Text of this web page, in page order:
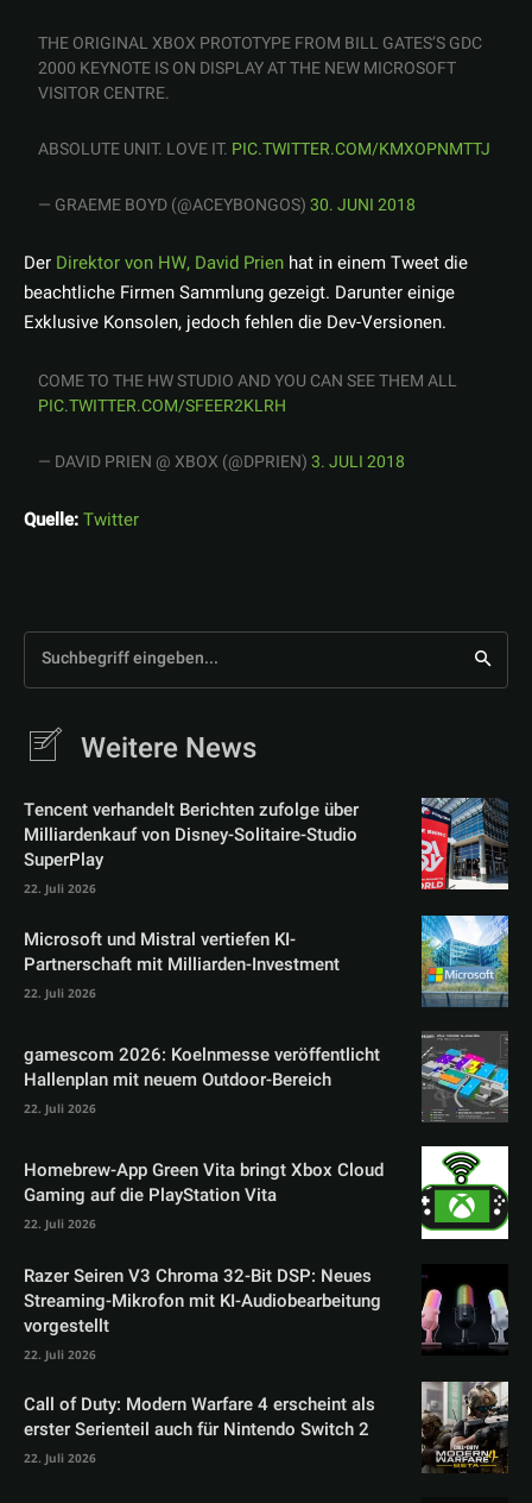
THE ORIGINAL XBOX PROTOTYPE FROM BILL GATES’S GDC
2000 KEYNOTE IS ON DISPLAY AT THE NEW MICROSOFT
VISITOR CENTRE.
ABSOLUTE UNIT. LOVE IT. PIC.TWITTER.COM/KMXOPNMTTJ
— GRAEME BOYD (@ACEYBONGOS)30. JUNI 2018
Der Direktor von HW, David Prien hat in einem Tweet die
beachtliche Firmen Sammlung gezeigt. Darunter einige
Exklusive Konsolen, jedoch fehlen die Dev-Versionen.
COME TO THE HW STUDIO AND YOU CAN SEE THEM ALL
PIC.TWITTER.COM/SFEER2KLRH
— DAVID PRIEN @ XBOX (@DPRIEN)3. JULI 2018
Quelle:Twitter
Suchbegriff eingeben...
Weitere News
Tencent verhandelt Berichten zufolge über
Milliardenkauf von Disney-Solitaire-Studio
SuperPlay
22. Juli 2026
Microsoft und Mistral vertiefen KI-
Partnerschaft mit Milliarden-Investment
22. Juli 2026
gamescom 2026: Koelnmesse veröffentlicht
Hallenplan mit neuem Outdoor-Bereich
22. Juli 2026
Homebrew-App Green Vita bringt Xbox Cloud
Gaming auf die PlayStation Vita
22. Juli 2026
Razer Seiren V3 Chroma 32-Bit DSP: Neues
Streaming-Mikrofon mit KI-Audiobearbeitung
vorgestellt
22. Juli 2026
Call of Duty: Modern Warfare 4 erscheint als
erster Serienteil auch für Nintendo Switch 2
22. Juli 2026